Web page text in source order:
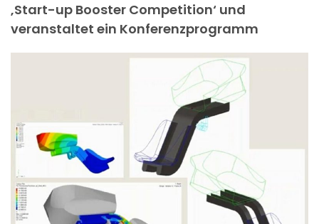
‚Start-up Booster Competition‘ und
veranstaltet ein Konferenzprogramm